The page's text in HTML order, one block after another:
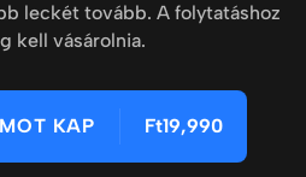
leckét tovább. A folytatáshoz
kell vásárolnia.
KAP Ft19,990